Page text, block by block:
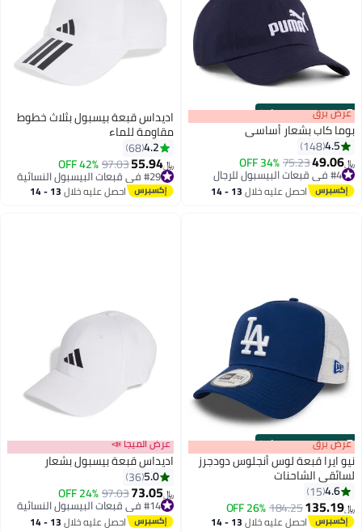
00m:00s
·
100% Left
9
عرض برق
بوما كاب بشعار أساسي
4.5
148
﷼‏49.06
75.23
34% OFF #4 في قبعات البيسبول للرجال
بتخلّص بسرعة
#4 في قبعات البيسبول للرجال احصل عليه خلال 13 - 14
4
اديداس قبعة بيسبول بثلاث خطوط
مقاومة للماء
4.2
68
﷼‏55.94
97.03
42% OFF #29 في قبعات البيسبول النسائية
أقل سعر في 7 يوم
#29 في قبعات البيسبول النسائية احصل عليه خلال 13 - 14
00m:00s
·
100% Left عرض برق
نيو ايرا قبعة لوس أنجلوس دودجرز
لسائقي الشاحنات
4.6
15
﷼‏135.19
184.25
26% OFF
احصل عليه خلال 13 - 14
عرض الميجا 📣
اديداس قبعة بيسبول بشعار
5.0
36
﷼‏73.05
97.03
24% OFF
#14 في قبعات البيسبول النسائية
#14 في قبعات البيسبول النسائية احصل عليه خلال 13 - 14